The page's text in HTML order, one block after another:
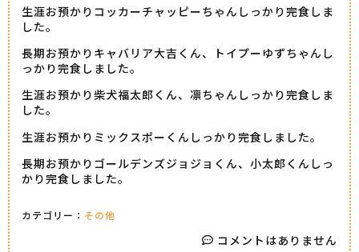
生涯お預かりコッカーチャッピーちゃんしっかり完食しま
した。
長期お預かりキャバリア大吉くん、トイプーゆずちゃんし
っかり完食しました。
生涯お預かり柴犬福太郎くん、凛ちゃんしっかり完食しま
した。
生涯お預かりミックスポーくんしっかり完食しました。
長期お預かりゴールデンズジョジョくん、小太郎くんしっ
かり完食しました。
カテゴリー： その他
コメントはありません